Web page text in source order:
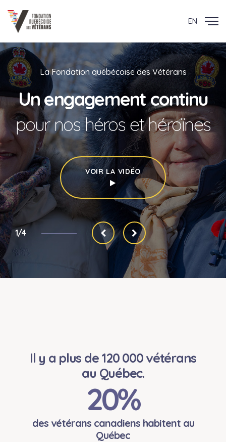
EN
La Fondation québécoise des Vétérans
Un engagement continu
pour nos héros et héroïnes
VOIR LA VIDÉO
1/4
Il y a plus de 120 000 vétérans
au Québec.
20%
des vétérans canadiens habitent au
Québec